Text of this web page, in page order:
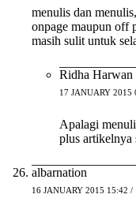
menulis dan
onpage maupun off
masih sulit untuk
Ridha Harwan
17 JANUARY 2015
Apalagi
plus artikelnya
albarnation
16 JANUARY 2015 15:42 /